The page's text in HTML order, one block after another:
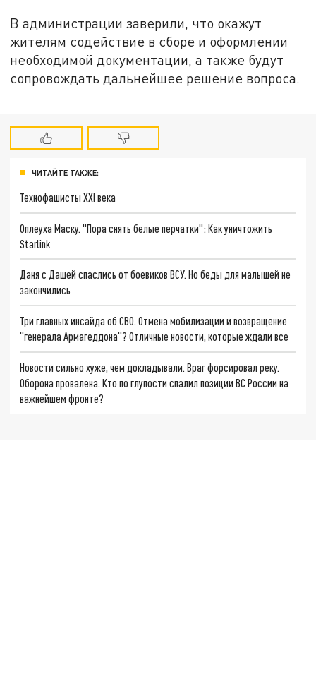
В администрации заверили, что окажут
жителям содействие в сборе и оформлении
необходимой документации, а также будут
сопровождать дальнейшее решение вопроса.
ЧИТАЙТЕ ТАКЖЕ:
Технофашисты XXI века
Оплеуха Маску. "Пора снять белые перчатки": Как уничтожить
Starlink
Даня с Дашей спаслись от боевиков ВСУ. Но беды для малышей не
закончились
Три главных инсайда об СВО. Отмена мобилизации и возвращение
"генерала Армагеддона"? Отличные новости, которые ждали все
Новости сильно хуже, чем докладывали. Враг форсировал реку.
Оборона провалена. Кто по глупости спалил позиции ВС России на
важнейшем фронте?